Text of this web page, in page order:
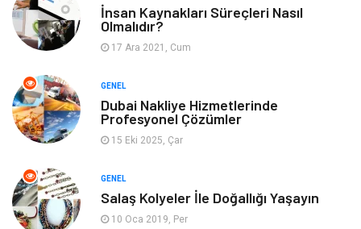
Gayrimenkul Spor
Finans& Ekonomi Anne & Çocuk
Genel Kültür
Ev İşleri
Mobilya
Astroloji
İnsan Kaynakları Süreçleri Nasıl
Olmalıdır?
17 Ara 2021, Cum
GENEL
Dubai Nakliye Hizmetlerinde
Profesyonel Çözümler
15 Eki 2025, Çar
GENEL
Salaş Kolyeler İle Doğallığı Yaşayın
10 Oca 2019, Per